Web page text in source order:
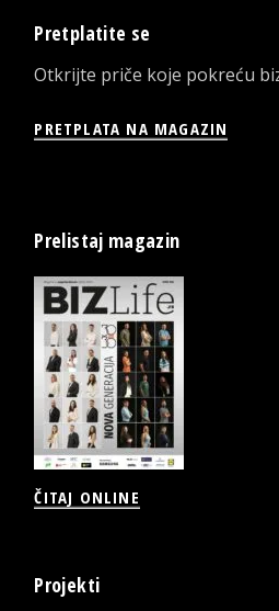
Pretplatite se
Otkrijte priče koje pokreću
PRETPLATA NA MAGAZIN
Prelistaj magazin
ČITAJ ONLINE
Projekti